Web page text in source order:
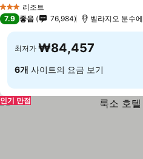
3 성급 리조트
7.9 좋음 76,984 벨라지오 분수
최저가 ₩84,457
6개 사이트의 요금 보기
인기 만점